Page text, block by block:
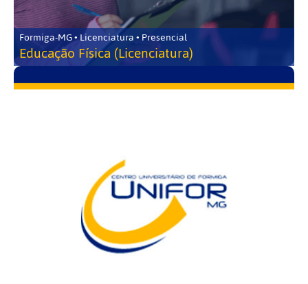
Formiga-MG • Licenciatura • Presencial
Educação Física (Licenciatura)